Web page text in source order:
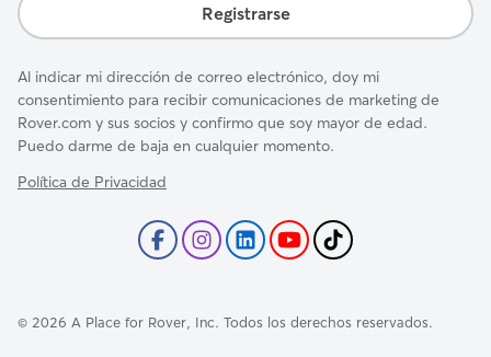
Registrarse
Al indicar mi dirección de correo electrónico, doy mi
consentimiento para recibir comunicaciones de marketing de
Rover.com y sus socios y confirmo que soy mayor de edad.
Puedo darme de baja en cualquier momento.
Política de Privacidad
© 2026 A Place for Rover, Inc. Todos los derechos reservados.